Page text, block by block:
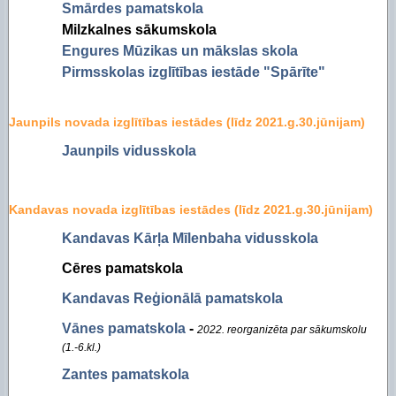
Smārdes pamatskola
Milzkalnes sākumskola
Engures Mūzikas un mākslas skola
Pirmsskolas izglītības iestāde "Spārīte"
Jaunpils novada izglītības iestādes (līdz 2021.g.30.jūnijam)
Jaunpils vidusskola
Kandavas novada izglītības iestādes (līdz 2021.g.30.jūnijam)
Kandavas Kārļa Mīlenbaha vidusskola
Cēres pamatskola
Kandavas Reģionālā pamatskola
Vānes pamatskola - 2022. reorganizēta par sākumskolu
(1.-6.kl.)
Zantes pamatskola